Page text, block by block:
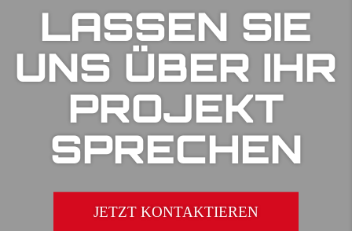
LASSEN SIE
UNS ÜBER IHR
PROJEKT
SPRECHEN
JETZT KONTAKTIEREN